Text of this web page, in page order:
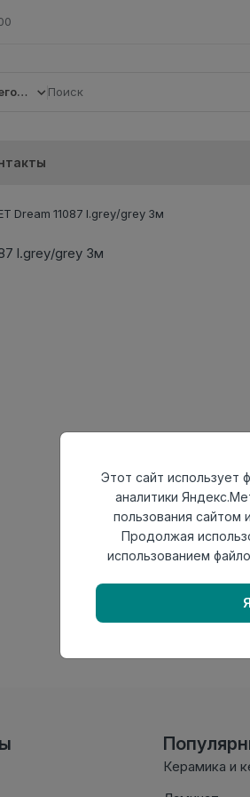
Все категории
Dream 11087 l.grey/grey 3м
Керамика и
Этот сайт использует
аналитики
пользования сайтом
Продолжая
использованием